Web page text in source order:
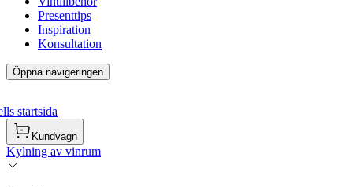
Presenttips
Inspiration
Konsultation
Öppna navigeringen
startsida
Kundvagn
Kylning av vinrum